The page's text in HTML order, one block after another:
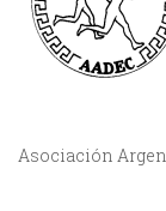
Asociación